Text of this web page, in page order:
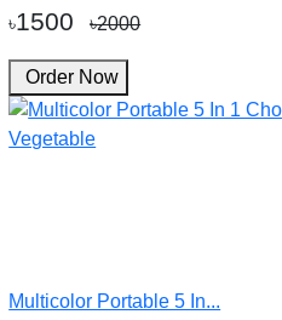
৳1500 ৳2000
Order Now
Multicolor Portable 5 In...